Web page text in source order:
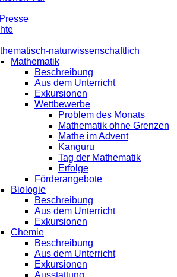
naturwissenschaftlich
Mathematik
Beschreibung
Aus dem Unterricht
Exkursionen
Wettbewerbe
Problem des Monats
Mathematik ohne Grenzen
Mathe im Advent
Kanguru
Tag der Mathematik
Erfolge
Förderangebote
Biologie
Beschreibung
Aus dem Unterricht
Exkursionen
Chemie
Beschreibung
Aus dem Unterricht
Exkursionen
Ausstattung